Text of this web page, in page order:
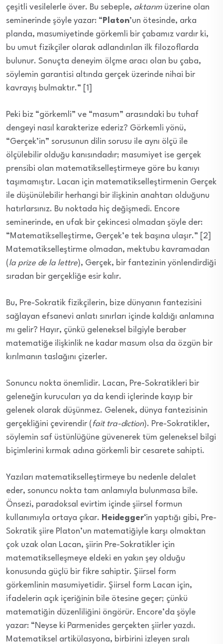
çeşitli vesilelerle över. Bu sebeple, aktarım üzerine olan
seminerinde şöyle yazar: “ Platon’un ötesinde, arka
planda, masumiyetinde görkemli bir çabamız vardır ki,
bu umut fizikçiler olarak adlandırılan ilk filozoflarda
bulunur. Sonuçta deneyim ölçme aracı olan bu çaba,
söylemin garantisi altında gerçek üzerinde nihai bir
kavrayış bulmaktır.” [1]
Peki biz “görkemli” ve “masum” arasındaki bu tuhaf
dengeyi nasıl karakterize ederiz? Görkemli yönü,
“Gerçek’in” sorusunun dilin sorusu ile aynı ölçü ile
ölçülebilir olduğu kanısındadır; masumiyet ise gerçek
prensibi olan matematikselleştirmeye göre bu kanıyı
taşımamıştır. Lacan için matematikselleştirmenin Gerçek
ile düşünülebilir herhangi bir ilişkinin anahtarı olduğunu
hatırlarsınız. Bu noktada hiç değişmedi. Encore
seminerinde, en ufak bir çekincesi olmadan şöyle der:
“Matematikselleştirme, Gerçek’e tek başına ulaşır.” [2]
Matematikselleştirme olmadan, mektubu kavramadan
(la prize de la lettre), Gerçek, bir fantezinin yönlendirdiği
sıradan bir gerçekliğe esir kalır.
Bu, Pre-Sokratik fizikçilerin, bize dünyanın fantezisini
sağlayan efsanevi anlatı sınırları içinde kaldığı anlamına
mı gelir? Hayır, çünkü geleneksel bilgiyle beraber
matematiğe ilişkinlik ne kadar masum olsa da özgün bir
kırılmanın taslağını çizerler.
Sonuncu nokta önemlidir. Lacan, Pre-Sokratikleri bir
geleneğin kurucuları ya da kendi içlerinde kayıp bir
gelenek olarak düşünmez. Gelenek, dünya fantezisinin
gerçekliğini çevirendir ( fait tra-diction). Pre-Sokratikler,
söylemin saf üstünlüğüne güvenerek tüm geleneksel bilgi
biçimlerini kırmak adına görkemli bir cesarete sahipti.
Yazıları matematikselleştirmeye bu nedenle delalet
eder, sonuncu nokta tam anlamıyla bulunmasa bile.
Önsezi, paradoksal evirtim içinde şiirsel formun
kullanımıyla ortaya çıkar. Heidegger‘in yaptığı gibi, Pre-
Sokratik şiire Platon’un matematiğiyle karşı olmaktan
çok uzak olan Lacan, şiirin Pre-Sokratikler için
matematikselleşmeye eldeki en yakın şey olduğu
konusunda güçlü bir fikre sahiptir. Şiirsel form
görkemlinin masumiyetidir. Şiirsel form Lacan için,
ifadelerin açık içeriğinin bile ötesine geçer; çünkü
matematiğin düzenliliğini öngörür. Encore’da şöyle
yazar: “Neyse ki Parmenides gerçekten şiirler yazdı.
Matematiksel artikülasyona, birbirini izleyen sıralı